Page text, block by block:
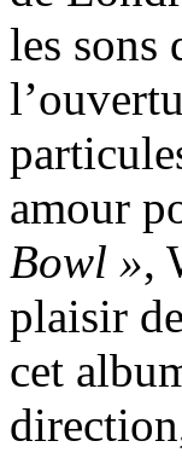
les sons
amour
Bowl »,
plaisir
cet